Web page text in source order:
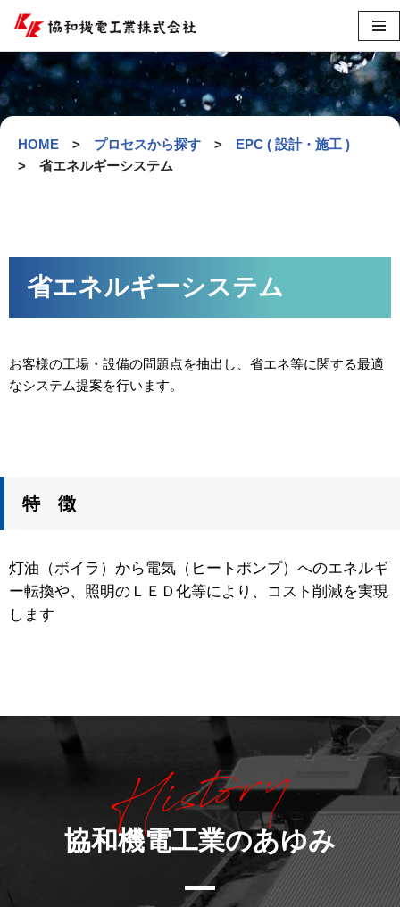
コ
ン
ン
HOME > プロセスから探す > EPC ( 設計・施工 )
> 省エネルギーシステム
省エネルギーシステム
お客様の工場・設備の問題点を抽出し、省エネ等に関する最適
なシステム提案を行います。
特 徴
灯油（ボイラ）から電気（ヒートポンプ）へのエネルギ
ー転換や、照明のＬＥＤ化等により、コスト削減を実現
します
協和機電工業のあゆみ